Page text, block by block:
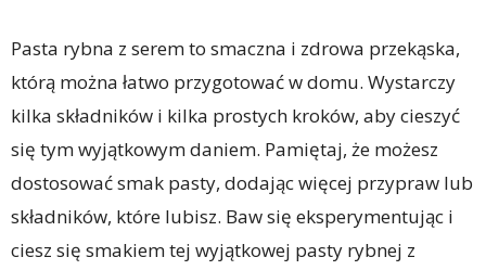
Pasta rybna z serem to smaczna i zdrowa przekąska,
którą można łatwo przygotować w domu. Wystarczy
kilka składników i kilka prostych kroków, aby cieszyć
się tym wyjątkowym daniem. Pamiętaj, że możesz
dostosować smak pasty, dodając więcej przypraw lub
składników, które lubisz. Baw się eksperymentując i
ciesz się smakiem tej wyjątkowej pasty rybnej z